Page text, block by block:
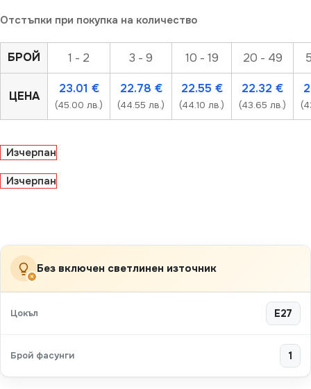
Отстъпки при покупка на количество
БРОЙ 1 - 2 3 - 9 10 - 19 20 - 49
ЦЕНА
23.01 €
(45.00 лв.)
22.78 €
(44.55 лв.)
22.55 €
(44.10 лв.)
22.32 €
(43.65 лв.)
Изчерпан
Изчерпан
×
Без включен светлинен източник
Цокъл E27
Брой фасунги 1